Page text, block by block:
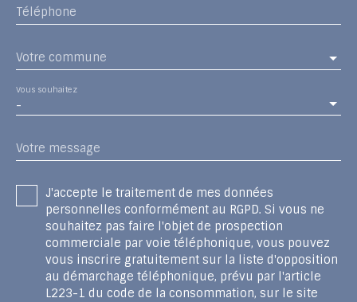
Téléphone
Votre commune
-
Vous souhaitez
Votre message
J'accepte le traitement de mes données
personnelles conformément au RGPD. Si vous ne
souhaitez pas faire l'objet de prospection
commerciale par voie téléphonique, vous pouvez
vous inscrire gratuitement sur la liste d'opposition
au démarchage téléphonique, prévu par l'article
L223-1 du code de la consommation, sur le site